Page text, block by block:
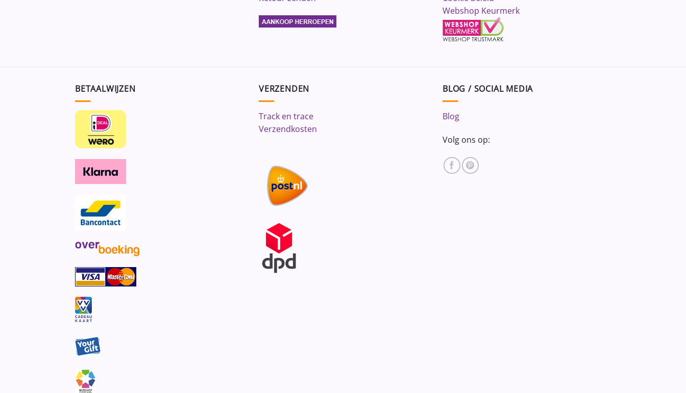
Webshop Keurmerk
BETAALWIJZEN VERZENDEN
Track en trace
Verzendkosten
BLOG / SOCIAL MEDIA
Blog
Volg ons op: